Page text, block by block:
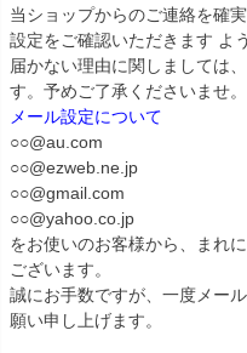
当ショップからのご連絡を確
設定をご確認いただきます よ
届かない理由に関しましては
す。予めご了承くださいませ。
メール設定について
○○@au.com
○○@ezweb.ne.jp
○○@gmail.com
○○@yahoo.co.jp
をお使いのお客様から、まれ
ございます。
誠にお手数ですが、一度メー
願い申し上げます。